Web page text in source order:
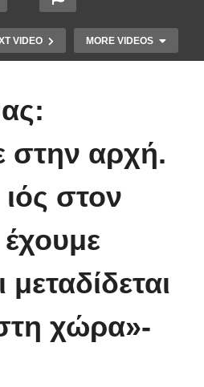
VIDEO MORE VIDEOS
συγκίνησε το
μικρό κορίτσι
στην αρχή.
ιός στον
χώρα»-